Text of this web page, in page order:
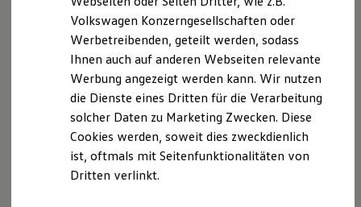
Golf Kollektion
ID. Kollektion
Volkswagen Kollektion
R-Kollektion
GTI Kollektion
Fußball Drop
we drive football
#wedriveproud
Besitzer und Service
Software Updates
Service und Ersatzteile
wird der Rechtsweg nicht ausgeschlossen.
c) Durch die Anrufung der Kfz-Schiedsstelle ist die
Verjährung für die Dauer des Verfahrens
gehemmt.
d) Das Verfahren vor der Kfz-Schiedsstelle richtet
sich nach deren Geschäfts- und
Verfahrensordnung, die den Parteien auf
Verlangen von der Kfz-Schiedsstelle
ausgehändigt wird.
Volkswagen Konzerngesellschaften oder
Werbetreibenden, geteilt werden, sodass
Ihnen auch auf anderen Webseiten relevante
Werbung angezeigt werden kann. Wir nutzen
die Dienste eines Dritten für die Verarbeitung
solcher Daten zu Marketing Zwecken. Diese
Cookies werden, soweit dies zweckdienlich
ist, oftmals mit Seitenfunktionalitäten von
Dritten verlinkt.